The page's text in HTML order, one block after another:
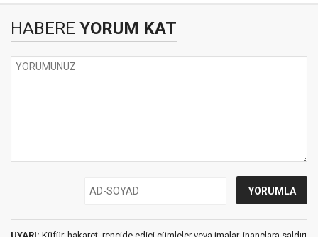
HABERE YORUM KAT